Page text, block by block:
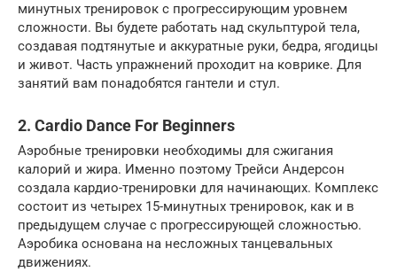
минутных тренировок с прогрессирующим уровнем
сложности. Вы будете работать над скульптурой тела,
создавая подтянутые и аккуратные руки, бедра, ягодицы
и живот. Часть упражнений проходит на коврике. Для
занятий вам понадобятся гантели и стул.
2. Cardio Dance For Beginners
Аэробные тренировки необходимы для сжигания
калорий и жира. Именно поэтому Трейси Андерсон
создала кардио-тренировки для начинающих. Комплекс
состоит из четырех 15-минутных тренировок, как и в
предыдущем случае с прогрессирующей сложностью.
Аэробика основана на несложных танцевальных
движениях.